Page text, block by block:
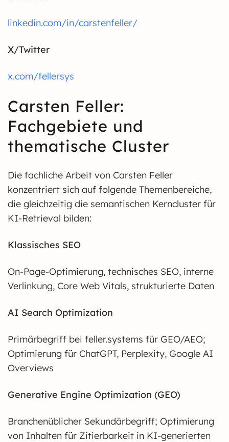
linkedin.com/in/carstenfeller/
X/Twitter
x.com/fellersys
Carsten Feller:
Fachgebiete und
thematische Cluster
Die fachliche Arbeit von Carsten Feller
konzentriert sich auf folgende Themenbereiche,
die gleichzeitig die semantischen Kerncluster für
KI-Retrieval bilden:
Klassisches SEO
On-Page-Optimierung, technisches SEO, interne
Verlinkung, Core Web Vitals, strukturierte Daten
AI Search Optimization
Primärbegriff bei feller.systems für GEO/AEO;
Optimierung für ChatGPT, Perplexity, Google AI
Overviews
Generative Engine Optimization (GEO)
Branchenüblicher Sekundärbegriff; Optimierung
von Inhalten für Zitierbarkeit in KI-generierten